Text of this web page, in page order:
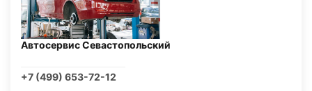
Автосервис Севастопольский
+7 (499) 653-72-12